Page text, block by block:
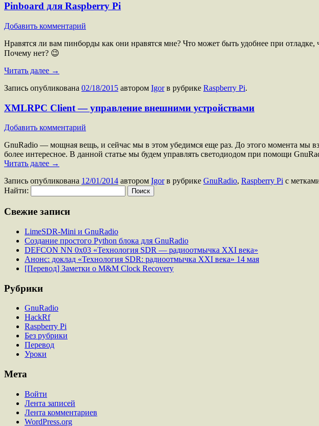
Pinboard для Raspberry Pi
Добавить комментарий
Нравятся ли вам пинборды как они нравятся мне? Что может быть удобнее при
Почему нет? 😉
Читать далее →
Запись опубликована 02/18/2015 автором Igorв рубрике Raspberry Pi.
XMLRPC Client — управление внешними устройствами
Добавить комментарий
GnuRadio — мощная вещь, и сейчас мы в этом убедимся еще раз. До этого момента мы
более интересное. В данной статье мы будем управлять светодиодом при помощи
Читать далее →
Запись опубликована 12/01/2014 автором Igorв рубрике GnuRadio, Raspberry Pi с
Найти:
Свежие записи
LimeSDR-Mini и GnuRadio
Создание простого Python блока для GnuRadio
DEFCON NN 0x03 «Технология SDR — радиоотмычка XXI века»
Анонс: доклад «Технология SDR: радиоотмычка XXI века» 14 мая
[Перевод] Заметки o M&M Clock Recovery
Рубрики
GnuRadio
HackRf
Raspberry Pi
Без рубрики
Перевод
Уроки
Мета
Войти
Лента записей
Лента комментариев
WordPress.org